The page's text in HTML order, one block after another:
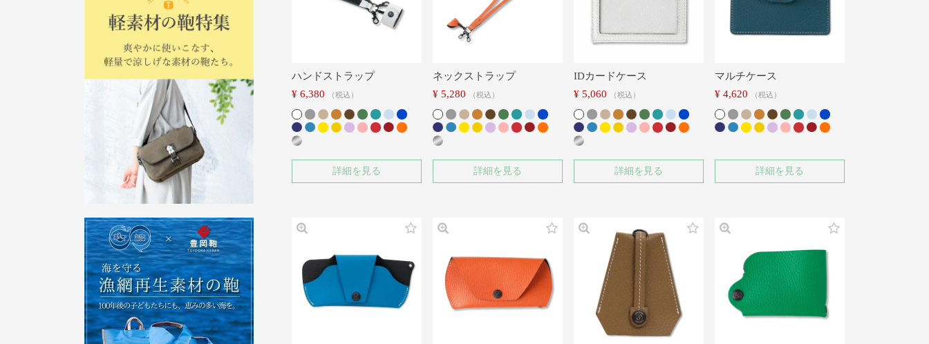
ハンドストラップ
¥ 6,380 税込
詳細を見る
ネックストラップ
¥ 5,280 税込
詳細を見る
IDカードケース
¥ 5,060 税込
詳細を見る
マルチケース
¥ 4,620 税込
詳細を見る